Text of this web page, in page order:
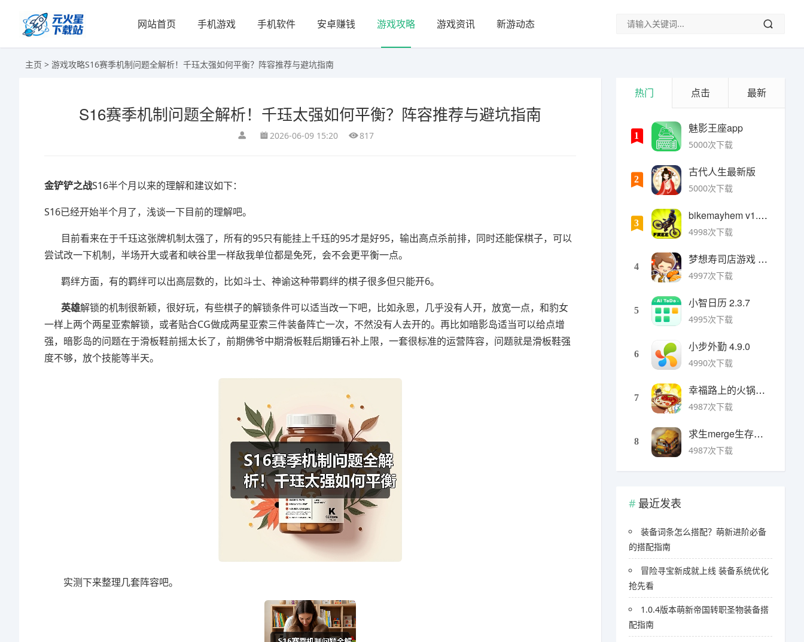
网站首页 手机游戏 手机软件 安卓赚钱 游戏攻略 游戏资讯 新游动态
主页 > 游戏攻略S16赛季机制问题全解析！千珏太强如何平衡？阵容推荐与避坑指南
S16赛季机制问题全解析！千珏太强如何平衡？阵容推荐与避坑指南
2026-06-09 15:20 817
金铲铲之战S16半个月以来的理解和建议如下：
S16已经开始半个月了，浅谈一下目前的理解吧。
目前看来在于千珏这张牌机制太强了，所有的95只有能挂上千珏的95才是好95，输出高点杀前排，同时还能保棋子，可以
尝试改一下机制，半场开大或者和峡谷里一样敌我单位都是免死，会不会更平衡一点。
羁绊方面，有的羁绊可以出高层数的，比如斗士、神谕这种带羁绊的棋子很多但只能开6。
英雄解锁的机制很新颖，很好玩，有些棋子的解锁条件可以适当改一下吧，比如永恩，几乎没有人开，放宽一点，和豹女
一样上两个两星亚索解锁，或者贴合CG做成两星亚索三件装备阵亡一次，不然没有人去开的。再比如暗影岛适当可以给点增
强，暗影岛的问题在于滑板鞋前摇太长了，前期佛爷中期滑板鞋后期锤石补上限，一套很标准的运营阵容，问题就是滑板鞋强
度不够，放个技能等半天。
实测下来整理几套阵容吧。
热门 点击 最新
1
魅影王座app
5000次下载
2
古代人生最新版
5000次下载
3
bikemayhem v1.6.2安卓版
4998次下载
4
梦想寿司店游戏 v4.14.1安卓版
4997次下载
5
小智日历 2.3.7
4995次下载
6
小步外勤 4.9.0
4990次下载
7
幸福路上的火锅店官方版 v5.3.5安卓版
4987次下载
8
求生merge生存之地手机版 v1.48.0安卓版
4987次下载
最近发表
装备词条怎么搭配？萌新进阶必备
的搭配指南
冒险寻宝新成就上线 装备系统优化
抢先看
1.0.4版本萌新帝国转职圣物装备搭
配指南